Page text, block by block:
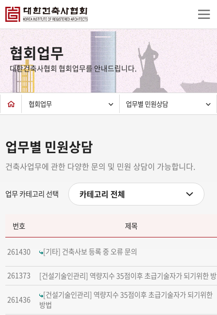
상
단
텐
츠
하
협회업무
대한건축사협회 협회업무를 안내드립니다.
협회업무 업무별 민원상담
업무별 민원상담
건축사업무에 관한 다양한 문의 및 민원 상담이 가능합니다.
업무 카테고리 선택 카테고리 전체
번호 제목
261430 [기타] 건축사보 등록 중 오류 문의
261373 [건설기술인관리] 역량지수 35점이후 초급기술자가 되기위한
261436
[건설기술인관리] 역량지수 35점이후 초급기술자가 되기위한
방법